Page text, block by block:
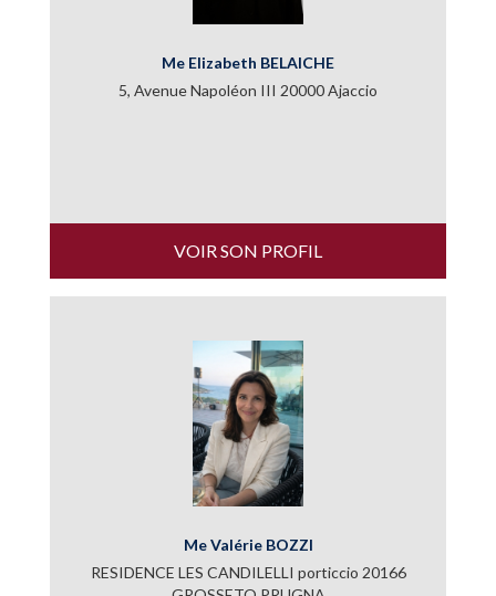
Me Elizabeth BELAICHE
5, Avenue Napoléon III 20000 Ajaccio
VOIR SON PROFIL
Me Valérie BOZZI
RESIDENCE LES CANDILELLI porticcio 20166